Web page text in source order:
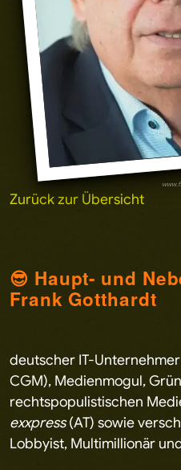
Zurück zur Übersicht
😎 Haupt- und
Frank Gotthardt
deutscher IT-
CGM), Medienmogul,
rechtspopulistischen
exxpress(AT) sowie
Lobbyist, Multimillionär